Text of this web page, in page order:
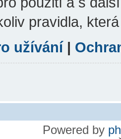
pravidla,
užívání|
Powered by